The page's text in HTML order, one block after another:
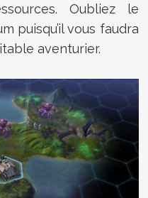
Oubliez le
puisqu’il vous faudra
aventurier.